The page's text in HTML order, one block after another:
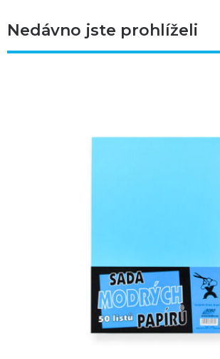
Nedávno jste prohlíželi